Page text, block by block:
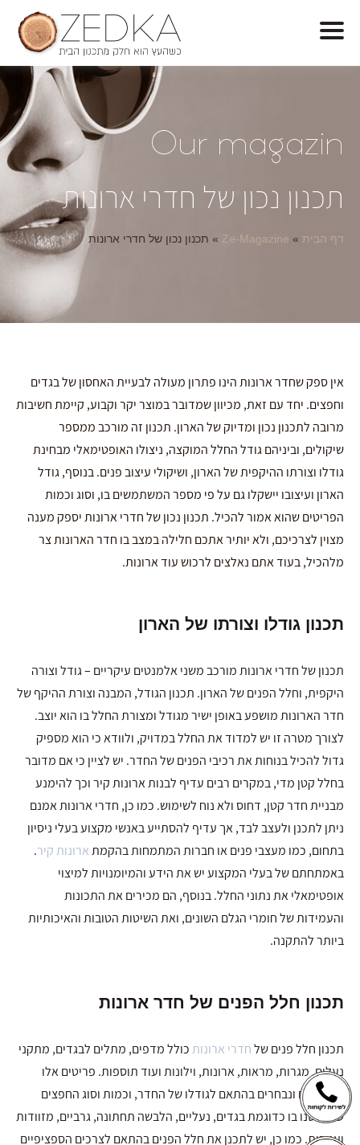
Our magazin
תכנון נכון של חדרי ארונות
דף הבית »
Ze-Magazine
» תכנון נכון של חדרי ארונות
אין ספק שחדר ארונות הינו פתרון מעולה לבעיית האחסון של בגדים
וחפצים. יחד עם זאת, מכיוון שמדובר במוצר יקר וקבוע, קיימת חשיבות
מרובה לתכנון נכון ומדיוק של הארון. תכנון זה מורכב ממספר
שיקולים, וביניהם גודל החלל המוקצה, ניצולו האופטימאלי מבחינת
גודלו וצורתו ההיקפית של הארון, ושיקולי עיצוב פנים. בנוסף, גודל
הארון ועיצובו יישקלו גם על פי מספר המשתמשים בו, וסוג וכמות
הפריטים שהוא אמור להכיל. תכנון נכון של חדרי ארונות יספק מענה
מצוין לצרכיכם, ולא יותיר אתכם חלילה במצב בו חדר הארונות צר
מלהכיל, בעוד אתם נאלצים לרכוש עוד ארונות.
תכנון גודלו וצורתו של הארון
תכנון של חדרי ארונות מורכב משני אלמנטים עיקריים – גודל וצורה
היקפית, וחלל הפנים של הארון. תכנון הגודל, המבנה וצורת ההיקף של
חדר הארונות מושפע באופן ישיר מגודל ומצורת החלל בו הוא יוצב.
לצורך מטרה זו יש למדוד את החלל במדויק, ולוודא כי הוא מספיק
גדול להכיל בנוחות את רכיבי הפנים של החדר. יש לציין כי אם מדובר
בחלל קטן מדי, במקרים רבים עדיף לבנות ארונות קיר וכך להימנע
מבניית חדר קטן, דחוס ולא נוח לשימוש. כמו כן, חדרי ארונות אמנם
ניתן לתכנן ולעצב לבד, אך עדיף להסתייע באנשי מקצוע בעלי ניסיון
בתחום, כמו מעצבי פנים או חברות המתמחות בהקמתארונות קיר.
באמתחתם של בעלי המקצוע יש את הידע והמיומנויות למיצוי
אופטימאלי את נתוני החלל. בנוסף, הם מכירים את התכונות
והעמידות של חומרי הגלם השונים, ואת השיטות הטובות והאיכותיות
ביותר להתקנה.
תכנון חלל הפנים של חדר ארונות
תכנון חלל פנים שלחדרי ארונותכולל מדפים, מתלים לבגדים, מתקני
נעלים, מגרות, מראות, ארונות, וילונות ועוד תוספות. פריטים אלו
מתוכננים ונבחרים בהתאם לגודלו של החדר, וכמות וסוג החפצים
שיאופסנו בו כדוגמת בגדים, נעליים, הלבשה תחתונה, גרביים, מזוודות
ועניבות. כמו כן, יש לתכנן את חלל הפנים בהתאם לצרכים הספציפיים